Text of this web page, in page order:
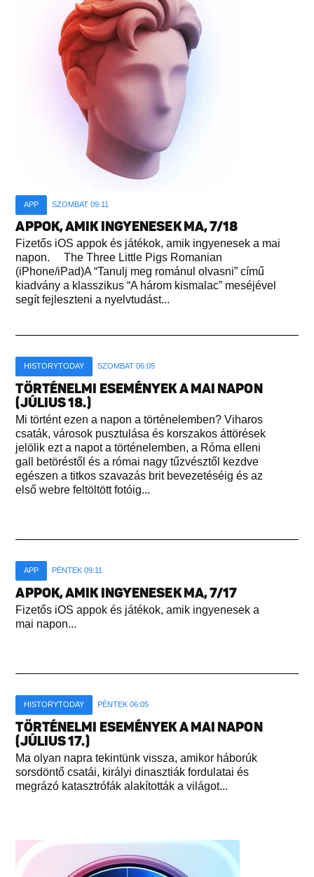
APP SZOMBAT 09:11
APPOK, AMIK INGYENESEK MA, 7/18
Fizetős iOS appok és játékok, amik ingyenesek a mai
napon. The Three Little Pigs Romanian
(iPhone/iPad)A “Tanulj meg románul olvasni” című
kiadvány a klasszikus “A három kismalac” meséjével
segít fejleszteni a nyelvtudást...
HISTORYTODAY SZOMBAT 06:05
TÖRTÉNELMI ESEMÉNYEK A MAI NAPON
(JÚLIUS 18.)
Mi történt ezen a napon a történelemben? Viharos
csaták, városok pusztulása és korszakos áttörések
jelölik ezt a napot a történelemben, a Róma elleni
gall betöréstől és a római nagy tűzvésztől kezdve
egészen a titkos szavazás brit bevezetéséig és az
első webre feltöltött fotóig...
APP PÉNTEK 09:11
APPOK, AMIK INGYENESEK MA, 7/17
Fizetős iOS appok és játékok, amik ingyenesek a
mai napon...
HISTORYTODAY PÉNTEK 06:05
TÖRTÉNELMI ESEMÉNYEK A MAI NAPON
(JÚLIUS 17.)
Ma olyan napra tekintünk vissza, amikor háborúk
sorsdöntő csatái, királyi dinasztiák fordulatai és
megrázó katasztrófák alakították a világot...